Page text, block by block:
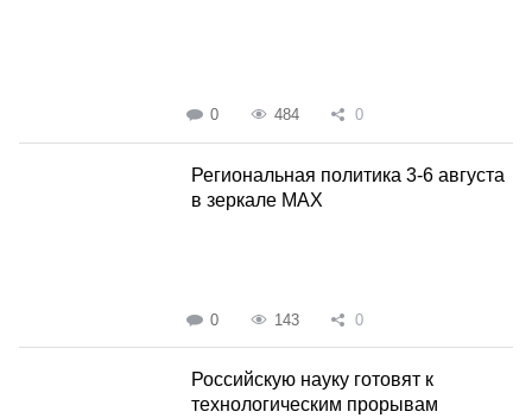
0 484 0
Региональная политика 3-6 августа
в зеркале MAX
0 143 0
Российскую науку готовят к
технологическим прорывам